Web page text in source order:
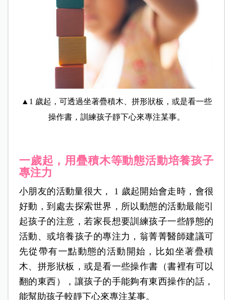
▲1 歲起，可透過坐著疊積木、拼形狀板，或是看一些
操作書，訓練孩子靜下心來專注某事。
一歲起，用疊積木等動態活動培養孩子
專注力
小朋友的活動量很大， 1 歲起開始會走時，會很
好動，到處去探索世界，所以動態的活動最能引
起孩子的注意，若家長想要訓練孩子一些靜態的
活動、或培養孩子的專注力，翁菁菁醫師建議可
先從帶有一點動態的活動開始，比如坐著疊積
木、拼形狀板，或是看一些操作書（書裡有可以
翻的東西），讓孩子的手能夠有東西操作的話，
能幫助孩子較靜下心來專注某事。